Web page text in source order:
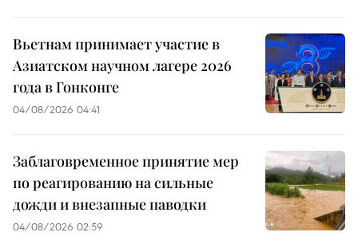
Вьетнам принимает участие в
Азиатском научном лагере 2026
года в Гонконге
04/08/2026 04:41
Заблаговременное принятие мер
по реагированию на сильные
дожди и внезапные паводки
04/08/2026 02:59